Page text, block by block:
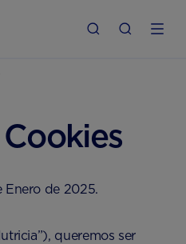
Enero de 2025.
queremos ser